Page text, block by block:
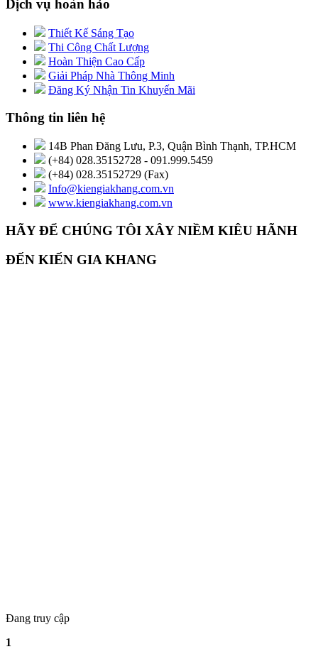
Dịch vụ hoàn hảo
Thiết Kế Sáng Tạo
Thi Công Chất Lượng
Hoàn Thiện Cao Cấp
Giải Pháp Nhà Thông Minh
Đăng Ký Nhận Tin Khuyến Mãi
Thông tin liên hệ
14B Phan Đăng Lưu, P.3, Quận Bình Thạnh, TP.HCM
(+84) 028.35152728 - 091.999.5459
(+84) 028.35152729 (Fax)
Info@kiengiakhang.com.vn
www.kiengiakhang.com.vn
HÃY ĐỂ CHÚNG TÔI XÂY NIỀM KIÊU HÃNH
ĐẾN KIẾN GIA KHANG
Đang truy cập
1